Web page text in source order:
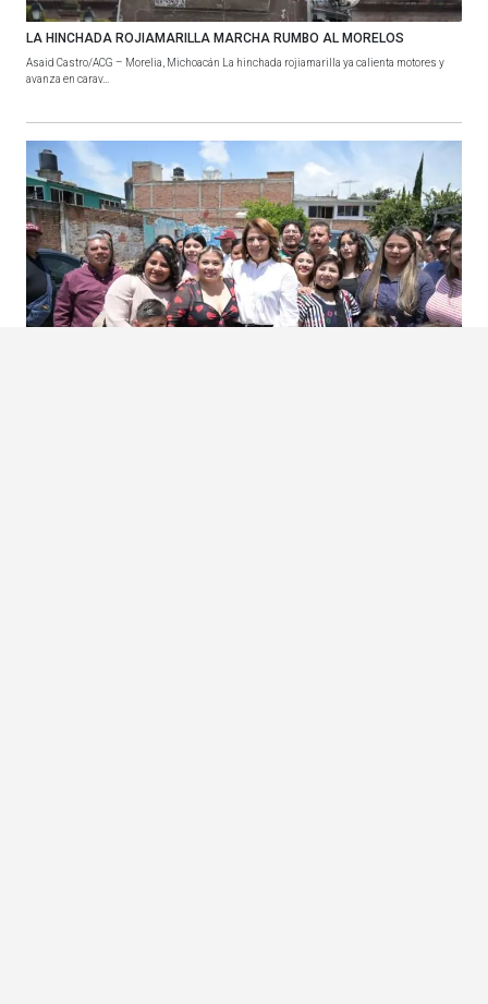
LA HINCHADA ROJIAMARILLA MARCHA RUMBO AL MORELOS
Asaid Castro/ACG – Morelia, Michoacán La hinchada rojiamarilla ya calienta motores y
avanza en carav...